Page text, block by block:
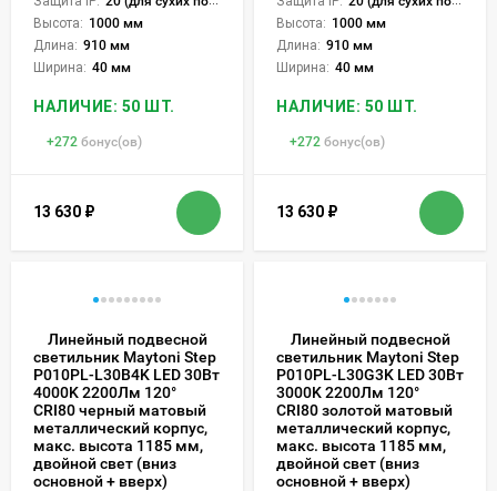
Высота: 1000 мм
Длина: 910 мм
Ширина: 40 мм
НАЛИЧИЕ: 50 ШТ.
+272 бонус(ов)
13 630 ₽
Высота: 1000 мм
Длина: 910 мм
Ширина: 40 мм
НАЛИЧИЕ: 50 ШТ.
+272 бонус(ов)
13 630 ₽
Линейный подвесной
светильник Maytoni Step
P010PL-L30B4K LED 30Вт
4000K 2200Лм 120°
CRI80 черный матовый
металлический корпус,
макс. высота 1185 мм,
двойной свет (вниз
основной + вверх)
Линейный подвесной
светильник Maytoni Step
P010PL-L30G3K LED 30Вт
3000K 2200Лм 120°
CRI80 золотой матовый
металлический корпус,
макс. высота 1185 мм,
двойной свет (вниз
основной + вверх)